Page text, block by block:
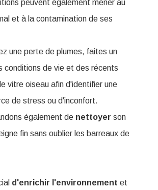
peuvent également mener au
et à la contamination de ses
une perte de plumes, faites un
conditions de vie et des récents
vitre oiseau afin d'identifier une
de stress ou d'inconfort.
également de nettoyer son
fin sans oublier les barreaux de
d'enrichir l'environnement et